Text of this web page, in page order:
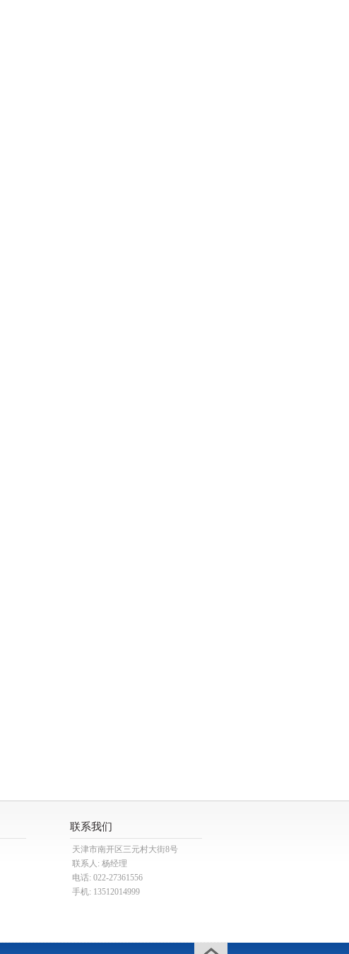
联系我们
天津市南开区三元村大街8号
联系人: 杨经理
电话: 022-27361556
手机: 13512014999